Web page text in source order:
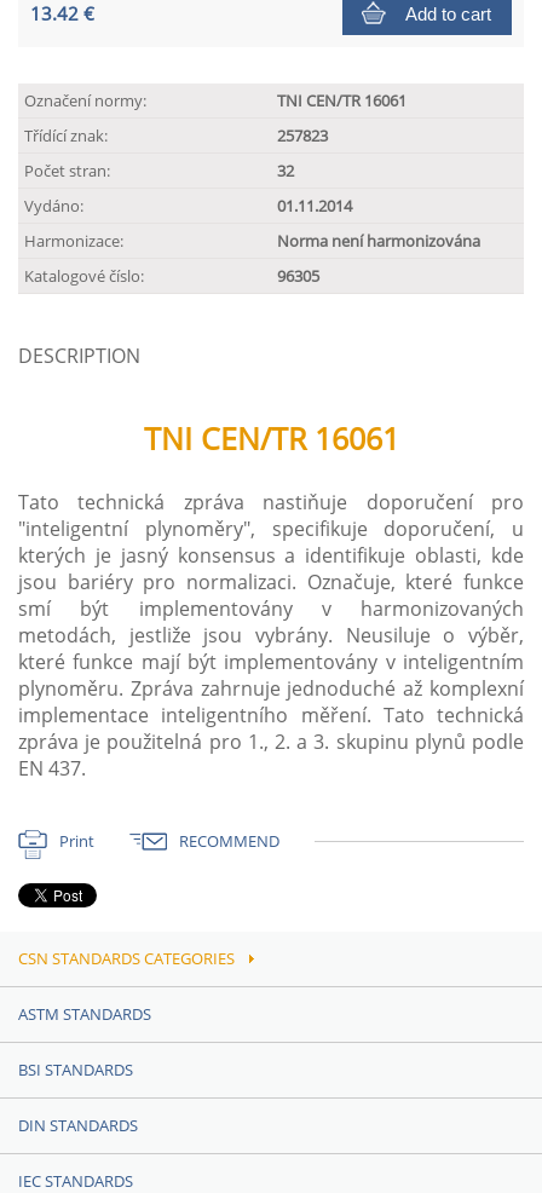
13.42 € Add to cart
Označení normy:
TNI CEN/TR 16061
Třídící znak:
257823
Počet stran:
32
Vydáno:
01.11.2014
Harmonizace:
Norma není harmonizována
Katalogové číslo:
96305
DESCRIPTION
TNI CEN/TR 16061
Tato technická zpráva nastiňuje doporučení pro
"inteligentní plynoměry", specifikuje doporučení, u
kterých je jasný konsensus a identifikuje oblasti, kde
jsou bariéry pro normalizaci. Označuje, které funkce
smí být implementovány v harmonizovaných
metodách, jestliže jsou vybrány. Neusiluje o výběr,
které funkce mají být implementovány v inteligentním
plynoměru. Zpráva zahrnuje jednoduché až komplexní
implementace inteligentního měření. Tato technická
zpráva je použitelná pro 1., 2. a 3. skupinu plynů podle
EN 437.
Print RECOMMEND
CSN STANDARDS CATEGORIES
ASTM STANDARDS
BSI STANDARDS
DIN STANDARDS
IEC STANDARDS